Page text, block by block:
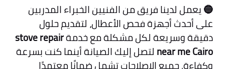
🔵يعمل لدينا فريق من الفنيين الخبراء المدربين
على أحدث أجهزة فحص الأعطال، لتقديم حلول
دقيقة وسريعة لكل مشكلة مع خدمةstove repair
near me Cairoلتصل إليك الصيانة أينما كنت بسرعة